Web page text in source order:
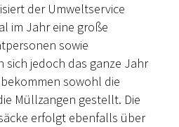
der Umweltservice
im Jahr eine große
sowie
jedoch das ganze Jahr
sowohl die
Müllzangen gestellt. Die
erfolgt ebenfalls über